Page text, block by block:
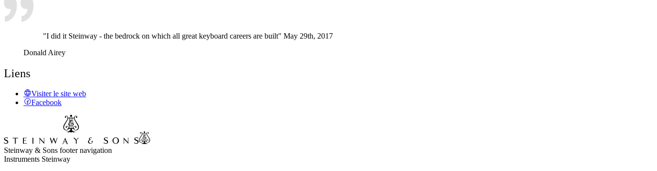
"I did it Steinway - the bedrock on which all great keyboard careers are built" May 29th, 2017
Donald Airey
Liens
Visiter le site web
Facebook
Steinway & Sons footer navigation
Instruments Steinway